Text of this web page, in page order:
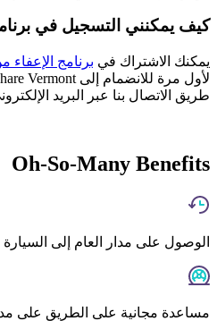
كيف يمكنني التسجيل في
يمكنك الاشتراك في برنامج الإعفاء
طريق الاتصال بنا عبر البريد
Oh-So-Many Benefits
الوصول على مدار العام إلى السيارة
مساعدة مجانية على الطريق على مدار 24